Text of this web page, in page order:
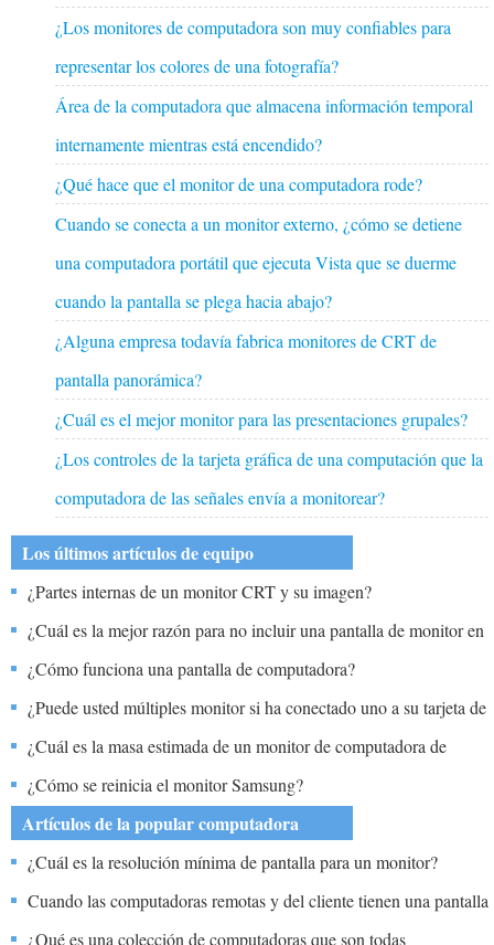
¿Los monitores de computadora son muy confiables para
representar los colores de una fotografía?
Área de la computadora que almacena información temporal
internamente mientras está encendido?
¿Qué hace que el monitor de una computadora rode?
Cuando se conecta a un monitor externo, ¿cómo se detiene
una computadora portátil que ejecuta Vista que se duerme
cuando la pantalla se plega hacia abajo?
¿Alguna empresa todavía fabrica monitores de CRT de
pantalla panorámica?
¿Cuál es el mejor monitor para las presentaciones grupales?
¿Los controles de la tarjeta gráfica de una computación que la
computadora de las señales envía a monitorear?
Los últimos artículos de equipo
¿Partes internas de un monitor CRT y su imagen?
¿Cuál es la mejor razón para no incluir una pantalla de monitor en
un DEA además del costo?
¿Cómo funciona una pantalla de computadora?
¿Puede usted múltiples monitor si ha conectado uno a su tarjeta de
video y la otra en el puerto estándar en la computadora?
¿Cuál es la masa estimada de un monitor de computadora de
pantalla plana promedio?
¿Cómo se reinicia el monitor Samsung?
Artículos de la popular computadora
¿Cuál es la resolución mínima de pantalla para un monitor?
Cuando las computadoras remotas y del cliente tienen una pantalla
idéntica, ¿qué puede hacer para distinguirlas al mostrar el
¿Qué es una colección de computadoras que son todas